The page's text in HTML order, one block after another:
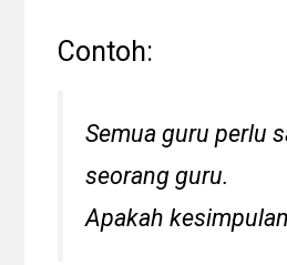
Contoh:
Semua guru perlu
seorang guru.
Apakah